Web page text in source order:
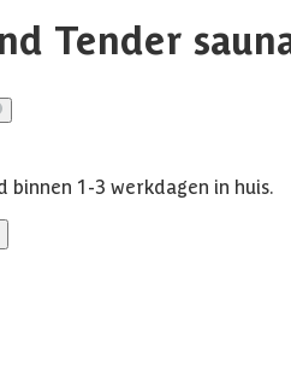
Tender
binnen 1-3 werkdagen in huis.